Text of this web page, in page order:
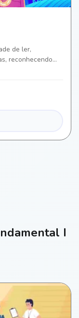
de ler,
reconhecendo
I